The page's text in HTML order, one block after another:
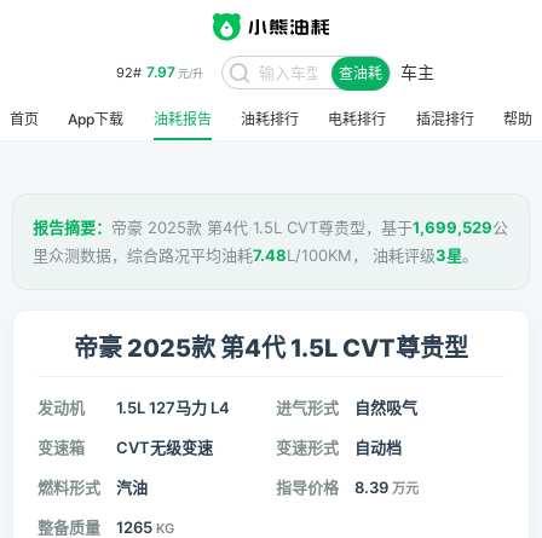
92# 7.97元/升 查油耗 车主
首页 App下载 油耗报告 油耗排行 电耗排行 插混排行 帮助
报告摘要： 帝豪 2025款 第4代 1.5L CVT尊贵型，基于1,699,529公
里众测数据，综合路况平均油耗7.48L/100KM， 油耗评级3星。
帝豪 2025款 第4代 1.5L CVT尊贵型
发动机 1.5L 127马力 L4 进气形式 自然吸气
变速箱 CVT无级变速 变速形式 自动档
燃料形式 汽油 指导价格 8.39 万元
整备质量 1265 KG